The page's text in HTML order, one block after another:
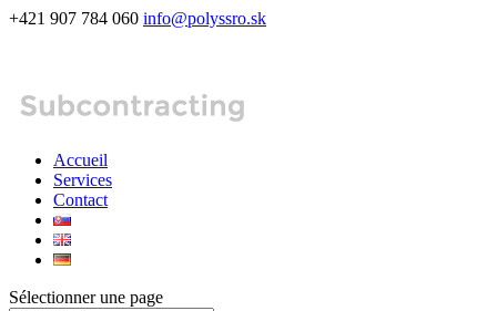
+421 907 784 060 info@polyssro.sk
Accueil
Services
Contact
Sélectionner une page